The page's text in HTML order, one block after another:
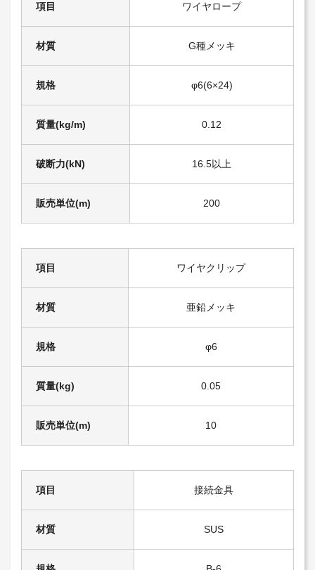
項目 ワイヤロープ
材質 G種メッキ
規格 φ6(6×24)
質量(kg/m) 0.12
破断力(kN) 16.5以上
販売単位(m) 200
項目 ワイヤクリップ
材質 亜鉛メッキ
規格 φ6
質量(kg) 0.05
販売単位(m) 10
項目 接続金具
材質 SUS